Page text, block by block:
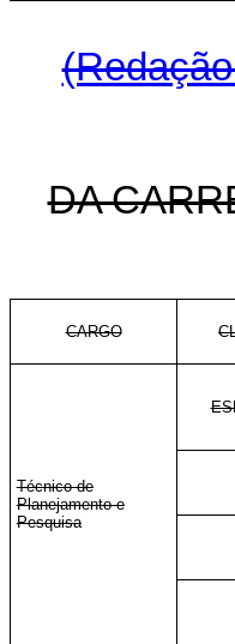
DA
CARGO
Técnico de
Planejamento e
Pesquisa